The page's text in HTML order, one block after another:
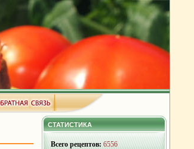
СТАТИСТИКА
Всего рецептов: 6556